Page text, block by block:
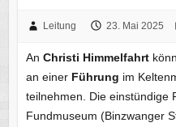
Leitung 23. Mai 2025
An Christi Himmelfahrt
an einer Führung im
teilnehmen. Die einstündige
Fundmuseum (Binzwanger